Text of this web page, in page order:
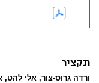
תקציר
ורדה גרוס-צור, אלי להט,